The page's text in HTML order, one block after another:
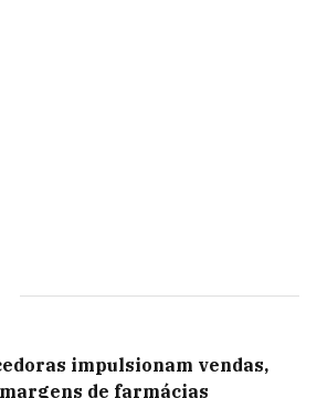
impulsionam vendas,
de farmácias